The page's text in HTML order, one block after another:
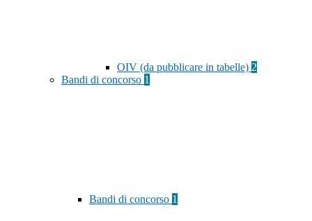
OIV (da pubblicare in tabelle) 2
Bandi di concorso 1
Bandi di concorso 1